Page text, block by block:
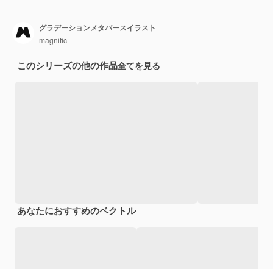
グラデーションメタバースイラスト
magnific
このシリーズの他の作品全てを見る
あなたにおすすめのベクトル